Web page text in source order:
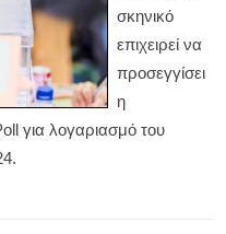
σκηνικό
επιχειρεί να
προσεγγίσει
η
για λογαριασμό του